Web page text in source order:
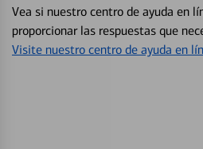
Vea si nuestro centro de ayuda en
proporcionar las respuestas que
Visite nuestro centro de ayuda en